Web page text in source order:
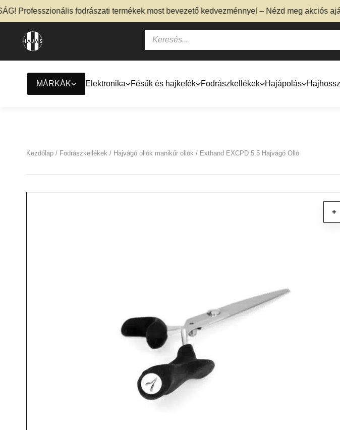
Professzionális fodrászati termékek most bevezető kedvezménnyel – Nézd meg akciós
MÁRKÁK Elektronika Fésűk és hajkefék Fodrászkellékek Hajápolás
Kezdőlap / Fodrászkellékek / Hajvágó ollók manikűr ollók / Exthand EXCPD 5.5 Hajvágó Olló
+